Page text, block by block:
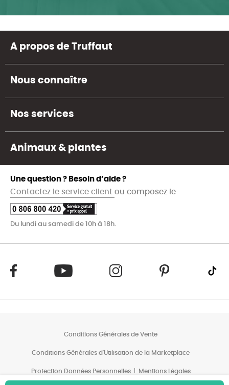
A propos de Truffaut
Nous connaître
Nos services
Animaux & plantes
Une question ? Besoin d’aide ?
Contactez le service client ou composez le
Du lundi au samedi de 10h à 18h.
Conditions Générales de Vente
Conditions Générales d'Utilisation de la Marketplace
Protection Données Personnelles Mentions Légales